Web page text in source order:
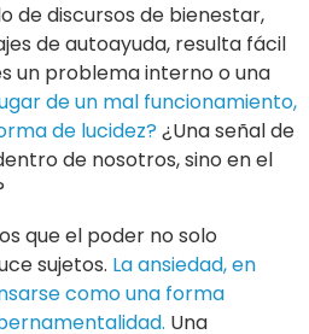
de discursos de bienestar,
de autoayuda, resulta fácil
un problema interno o una
de un mal funcionamiento,
de lucidez? ¿Una señal de
de nosotros, sino en el
que el poder no solo
sujetos. La ansiedad, en
como una forma
Una